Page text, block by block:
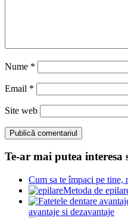
Nume *
Email *
Site web
Te-ar mai putea interesa
Cum sa te împaci pe tine,
Metoda de
avantaje si dezavantaje